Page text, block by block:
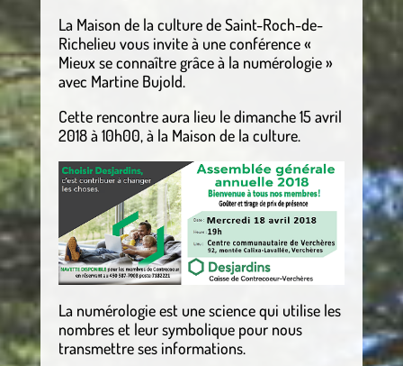
La Maison de la culture de Saint-Roch-de-
Richelieu vous invite à une conférence «
Mieux se connaître grâce à la numérologie »
avec Martine Bujold.
Cette rencontre aura lieu le dimanche 15 avril
2018 à 10h00, à la Maison de la culture.
La numérologie est une science qui utilise les
nombres et leur symbolique pour nous
transmettre ses informations.